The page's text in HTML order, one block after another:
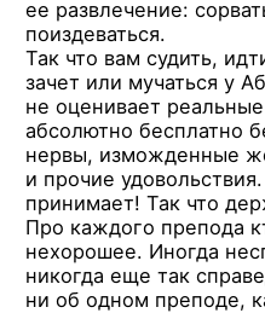
ее развлечение:
поиздеваться.
Так что вам судить,
зачет или мучаться у
не оценивает
абсолютно бесплатно
нервы, изможденные
и прочие
принимает! Так что
Про каждого препода
нехорошее. Иногда
никогда еще так
ни об одном преподе,